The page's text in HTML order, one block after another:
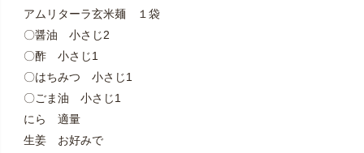
アムリターラ玄米麺 １袋
〇醤油 小さじ2
〇酢 小さじ1
〇はちみつ 小さじ1
〇ごま油 小さじ1
にら 適量
生姜 お好みで